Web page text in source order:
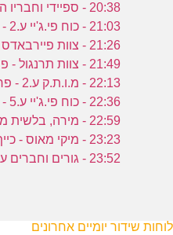
20:38 - ספיידי וחבריו המופלאים ע.2 - פרק 28
21:03 - כוח פי.ג'יי ע.2 - פרק 48
21:26 - צוות פיירבאדס - פרק 4
21:49 - צוות תרנגול - פרק 20
22:13 - מ.ו.ת.ק ע.2 - פרק 30
22:36 - כוח פי.ג'יי ע.5 - פרק 112
22:59 - מירה, בלשית מלכותית ע.2 - פרק 44
23:23 - מיקי מאוס - כייף של בית - פרק 26
23:52 - גורים וחברים ע.3 - פרק 62
לוחות שידור יומיים אחרונים